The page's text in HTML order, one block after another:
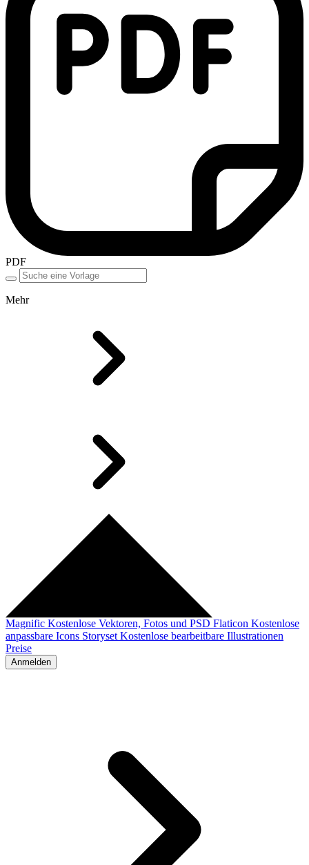
PDF
Mehr
Magnific Kostenlose Vektoren, Fotos und PSD Flaticon Kostenlose
anpassbare Icons Storyset Kostenlose bearbeitbare Illustrationen
Preise
Anmelden